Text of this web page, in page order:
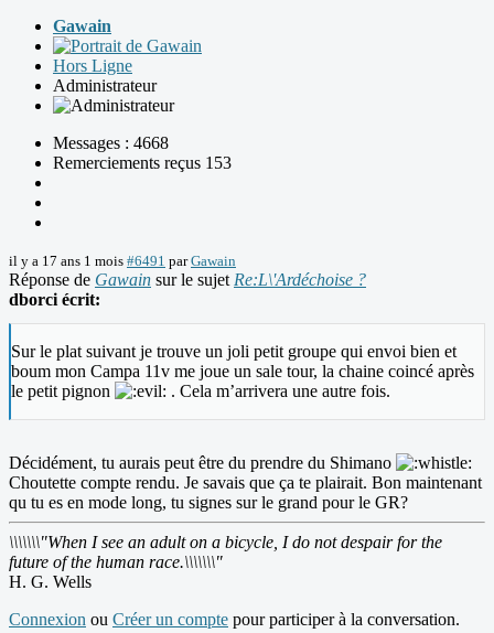
Gawain
Hors Ligne
Administrateur
Messages : 4668
Remerciements reçus 153
il y a 17 ans 1 mois #6491 parGawain
Réponse de Gawain sur le sujet Re:L\'Ardéchoise ?
dborci écrit:
Sur le plat suivant je trouve un joli petit groupe qui envoi bien et
boum mon Campa 11v me joue un sale tour, la chaine coincé après
le petit pignon
. Cela m’arrivera une autre fois.
Décidément, tu aurais peut être du prendre du Shimano
Choutette compte rendu. Je savais que ça te plairait. Bon maintenant
qu tu es en mode long, tu signes sur le grand pour le GR?
\\\\\\\"When I see an adult on a bicycle, I do not despair for the
future of the human race.\\\\\\\"
H. G. Wells
Connexion ou Créer un compte pour participer à la conversation.